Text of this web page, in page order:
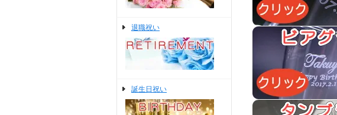
退職祝い
誕生日祝い